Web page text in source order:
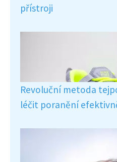
přístroji
Revoluční metoda
léčit poranění